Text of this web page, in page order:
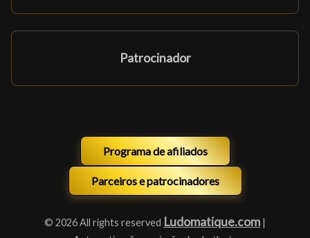
Patrocinador
Programa de afiliados
Parceiros e patrocinadores
© 2026 All rights reserved Ludomatique.com |